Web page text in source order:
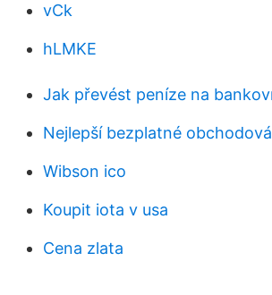
vCk
hLMKE
Jak převést peníze na
Nejlepší bezplatné
Wibson ico
Koupit iota v usa
Cena zlata